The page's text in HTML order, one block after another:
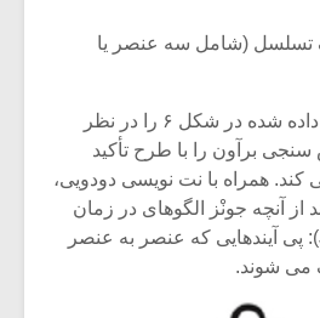
تسلسل (شامل سه عنصر یا
برای مثال، ریتم نشان داده شده در شکل ۶ را در نظر
برآون را با طرح تأکید
همراه با نت نویسی دودویی،
از آنچه جونْز الگوهای در زمان
می-نامد (Jones 1990): پی آیندهایی که عنصر به عنصر
می شوند.
روژا